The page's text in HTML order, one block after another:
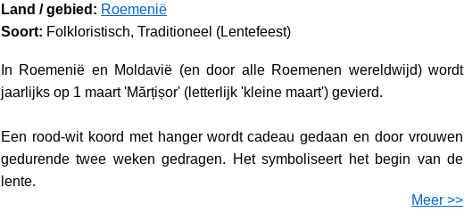
Land / gebied: Roemenië
Soort: Folkloristisch, Traditioneel (Lentefeest)
In Roemenië en Moldavië (en door alle Roemenen wereldwijd) wordt
jaarlijks op 1 maart 'Mărțișor' (letterlijk 'kleine maart') gevierd.
Een rood-wit koord met hanger wordt cadeau gedaan en door vrouwen
gedurende twee weken gedragen. Het symboliseert het begin van de
lente.
Meer >>